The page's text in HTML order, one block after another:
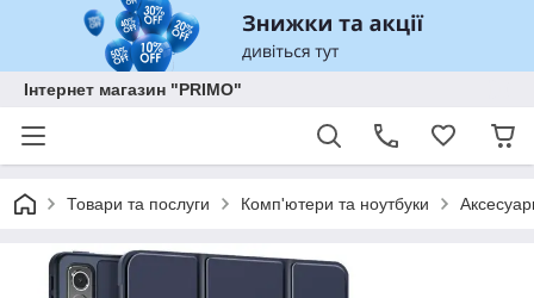
Інтернет магазин "PRIMO"
Товари та послуги Комп'ютери та ноутбуки